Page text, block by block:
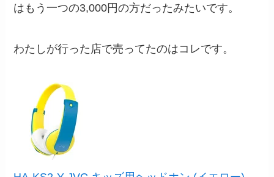
はもう一つの3,000円の方だったみたいです。
わたしが行った店で売ってたのはコレです。